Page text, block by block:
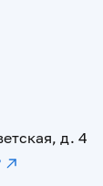
д. 4